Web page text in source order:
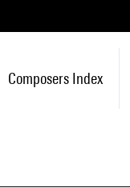
Composers Index